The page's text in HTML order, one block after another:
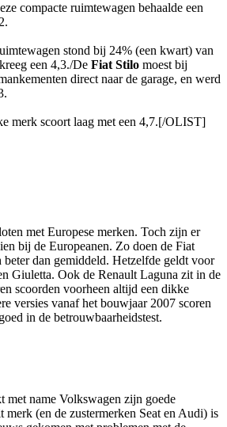
compacte ruimtewagen behaalde een
stond bij 24% (een kwart) van
een 4,3./De Fiat Stilo moest bij
direct naar de garage, en werd
merk scoort laag met een 4,7.[/OLIST]
met Europese merken. Toch zijn er
bij de Europeanen. Zo doen de Fiat
beter dan gemiddeld. Hetzelfde geldt voor
Giuletta. Ook de Renault Laguna zit in de
scoorden voorheen altijd een dikke
versies vanaf het bouwjaar 2007 scoren
in de betrouwbaarheidstest.
met name Volkswagen zijn goede
merk (en de zustermerken Seat en Audi) is